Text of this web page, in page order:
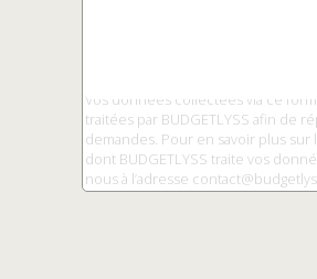
Vos données collectées via ce
traitées par BUDGETLYSS afin de
demandes. Pour en savoir plus sur
dont BUDGETLYSS traite vos
nous à l’adresse